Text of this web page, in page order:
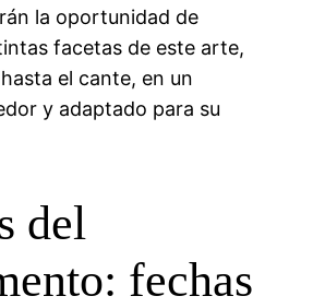
la oportunidad de
facetas de este arte,
el cante, en un
y adaptado para su
del
fechas